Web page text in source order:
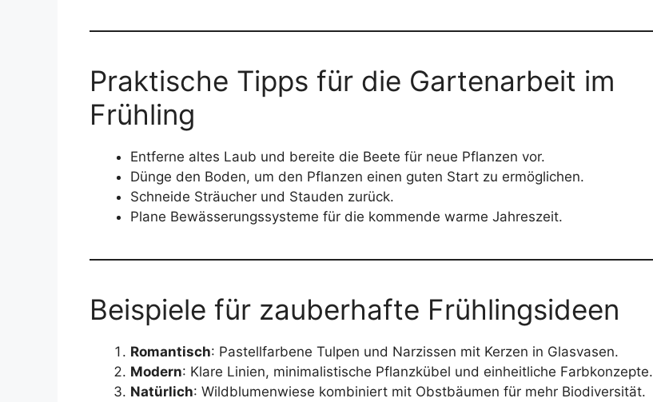
Praktische Tipps für die Gartenarbeit im
Frühling
Entferne altes Laub und bereite die Beete für neue Pflanzen vor.
Dünge den Boden, um den Pflanzen einen guten Start zu ermöglichen.
Schneide Sträucher und Stauden zurück.
Plane Bewässerungssysteme für die kommende warme Jahreszeit.
Beispiele für zauberhafte Frühlingsideen
Romantisch: Pastellfarbene Tulpen und Narzissen mit Kerzen in Glasvasen.
Modern: Klare Linien, minimalistische Pflanzkübel und einheitliche Farbkonzepte.
Natürlich: Wildblumenwiese kombiniert mit Obstbäumen für mehr Biodiversität.